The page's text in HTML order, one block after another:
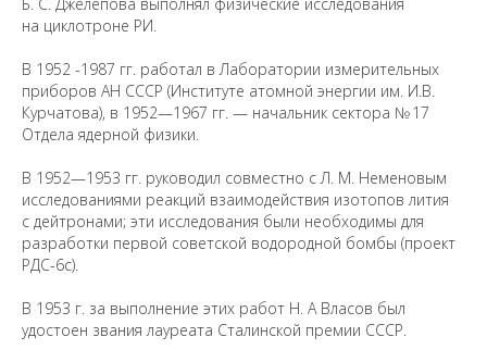
на циклотроне РИ.
В 1952 -1987 гг. работал в Лаборатории измерительных
приборов АН СССР (Институте атомной энергии им. И.В.
Курчатова), в 1952—1967 гг. — начальник сектора № 17
Отдела ядерной физики.
В 1952—1953 гг. руководил совместно с Л. М. Неменовым
исследованиями реакций взаимодействия изотопов лития
с дейтронами; эти исследования были необходимы для
разработки первой советской водородной бомбы (проект
РДС-6с).
В 1953 г. за выполнение этих работ Н. А Власов был
удостоен звания лауреата Сталинской премии СССР.